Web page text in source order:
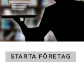
STARTA FÖRETAG